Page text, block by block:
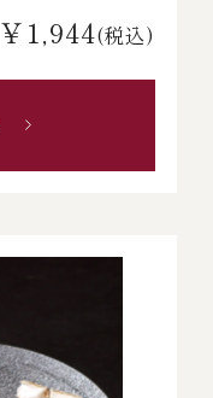
￥1,944(税込)